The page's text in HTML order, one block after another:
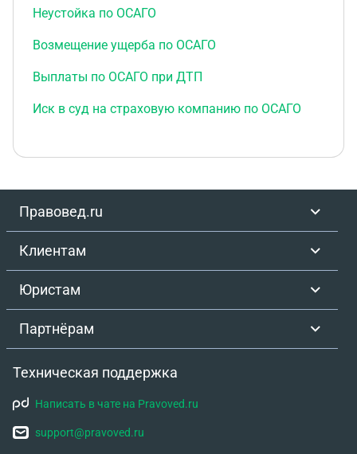
Неустойка по ОСАГО
Возмещение ущерба по ОСАГО
Выплаты по ОСАГО при ДТП
Иск в суд на страховую компанию по ОСАГО
Правовед.ru
Клиентам
Юристам
Партнёрам
Техническая поддержка
Написать в чате на Pravoved.ru
support@pravoved.ru